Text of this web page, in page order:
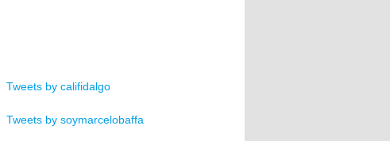
Tweets by califidalgo
Tweets by soymarcelobaffa